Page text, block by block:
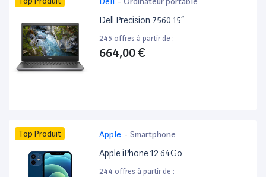
Dell Precision 7560 15”
245 offres à partir de :
664,00 €
Top Produit Apple - Smartphone
Apple iPhone 12 64Go
244 offres à partir de :